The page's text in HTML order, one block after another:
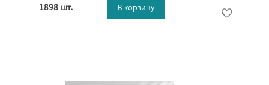
1898 шт. В корзину